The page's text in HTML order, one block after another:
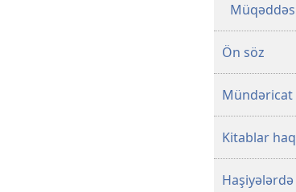
Ön söz
Mündəricat
Kitablar